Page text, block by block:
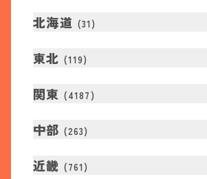
北海道 (31 )
東北 (119)
関東 (4187 )
中部 (263)
近畿 (761 )